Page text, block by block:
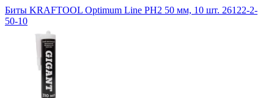
Биты KRAFTOOL Optimum Line PH2 50 мм, 10 шт. 26122-2-
50-10